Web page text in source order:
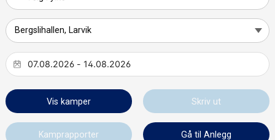
Vis kamper Skriv ut
Kamprapporter Gå til Anlegg